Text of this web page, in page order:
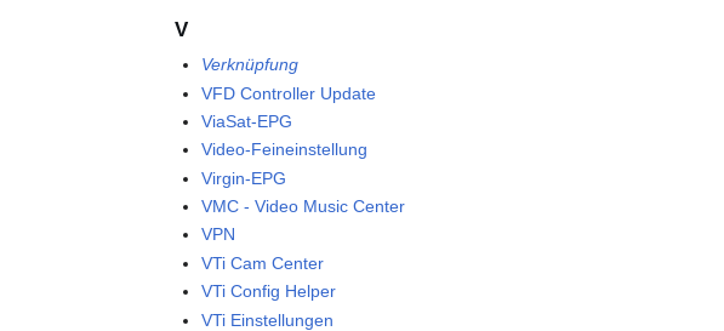
V
Verknüpfung
VFD Controller Update
ViaSat-EPG
Video-Feineinstellung
Virgin-EPG
VMC - Video Music Center
VPN
VTi Cam Center
VTi Config Helper
VTi Einstellungen